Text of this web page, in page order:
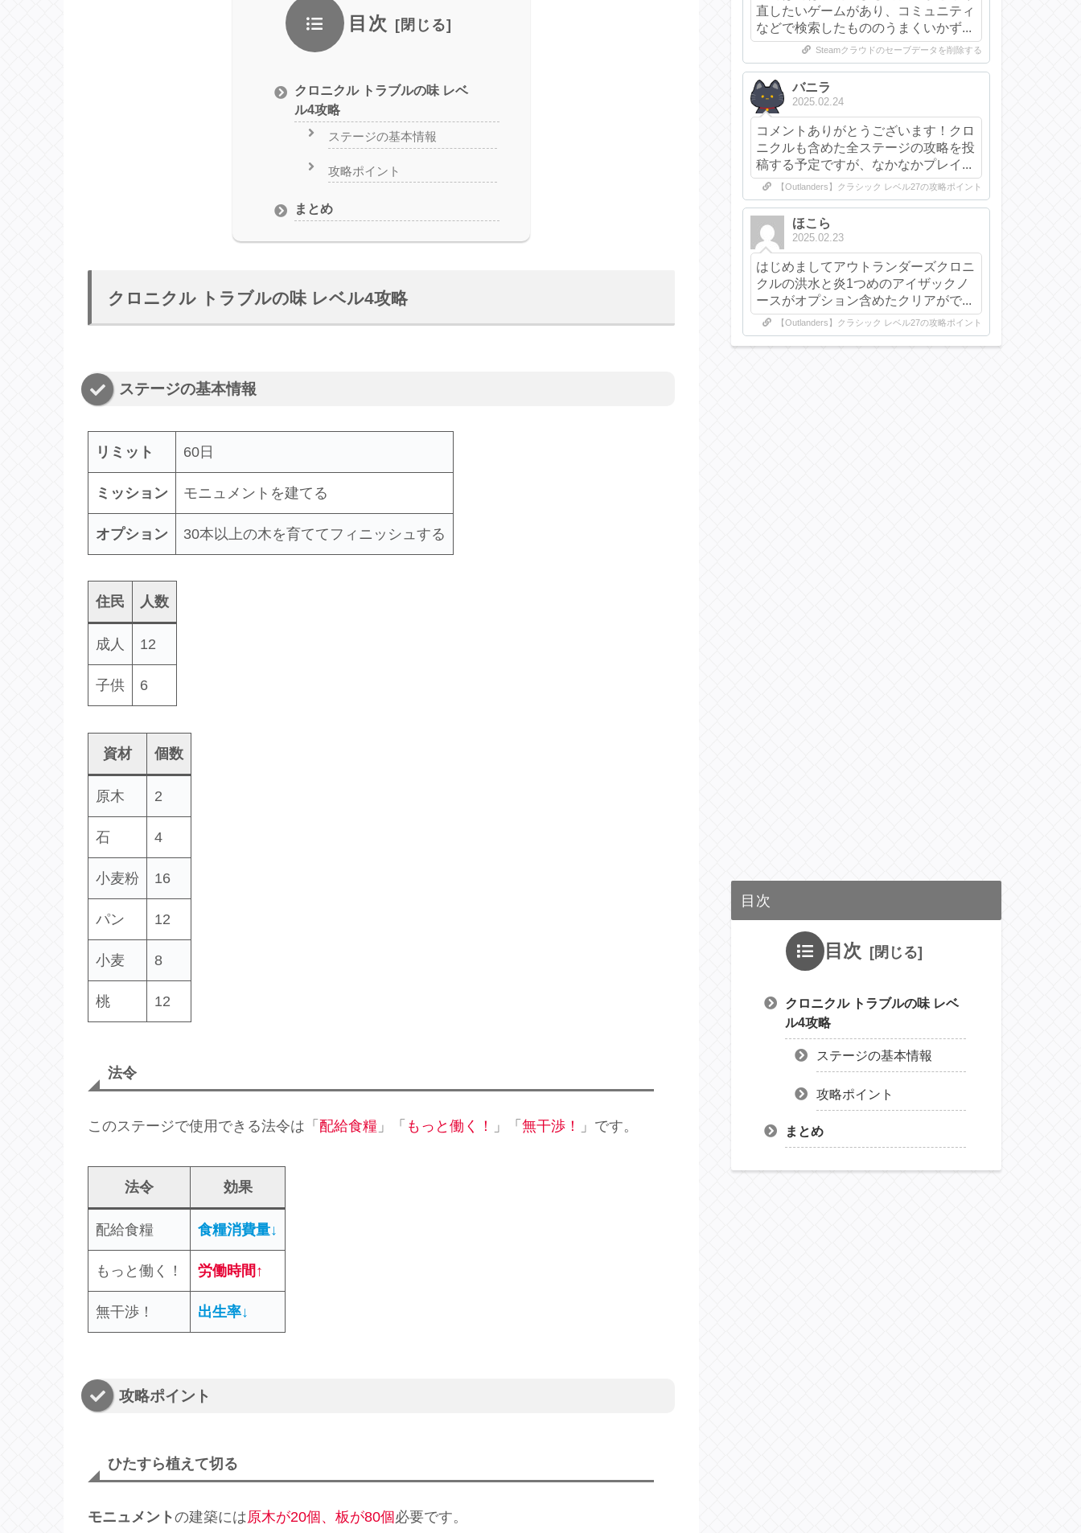
目次
クロニクル トラブルの味 レベ
ル4攻略
ステージの基本情報
攻略ポイント
まとめ
クロニクル トラブルの味 レベル4攻略
ステージの基本情報
リミット 60日
ミッション モニュメントを建てる
オプション 30本以上の木を育ててフィニッシュする
住民 人数
成人 12
子供 6
資材 個数
原木 2
石 4
小麦粉 16
パン 12
小麦 8
桃 12
法令
このステージで使用できる法令は「 配給食糧 」「 もっと働く！ 」「 無干渉！ 」です。
法令 効果
配給食糧 食糧消費量↓
もっと働く！ 労働時間↑
無干渉！ 出生率↓
攻略ポイント
ひたすら植えて切る
モニュメントの建築には原木が20個、板が80個必要です。
直したいゲームがあり、コミュニティ
などで検索したもののうまくいかず...
Steamクラウドのセーブデータを削除する
バニラ
2025.02.24
コメントありがとうございます！クロ
ニクルも含めた全ステージの攻略を投
稿する予定ですが、なかなかプレイ...
【Outlanders】クラシック レベル27の攻略ポイント
ほこら
2025.02.23
はじめましてアウトランダーズクロニ
クルの洪水と炎1つめのアイザックノ
ースがオプション含めたクリアがで...
【Outlanders】クラシック レベル27の攻略ポイント
目次
目次
クロニクル トラブルの味 レベ
ル4攻略
ステージの基本情報
攻略ポイント
まとめ